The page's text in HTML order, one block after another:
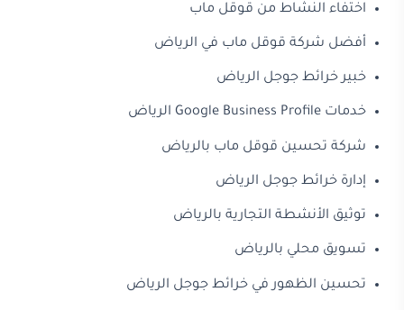
اختفاء النشاط من قوقل ماب
أفضل شركة قوقل ماب في الرياض
خبير خرائط جوجل الرياض
خدمات Google Business Profile الرياض
شركة تحسين قوقل ماب بالرياض
إدارة خرائط جوجل الرياض
توثيق الأنشطة التجارية بالرياض
تسويق محلي بالرياض
تحسين الظهور في خرائط جوجل الرياض